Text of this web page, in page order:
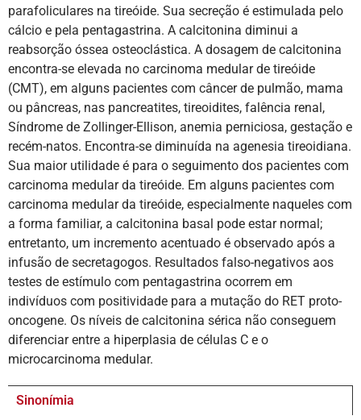
parafoliculares na tireóide. Sua secreção é estimulada pelo
cálcio e pela pentagastrina. A calcitonina diminui a
reabsorção óssea osteoclástica. A dosagem de calcitonina
encontra-se elevada no carcinoma medular de tireóide
(CMT), em alguns pacientes com câncer de pulmão, mama
ou pâncreas, nas pancreatites, tireoidites, falência renal,
Síndrome de Zollinger-Ellison, anemia perniciosa, gestação e
recém-natos. Encontra-se diminuída na agenesia tireoidiana.
Sua maior utilidade é para o seguimento dos pacientes com
carcinoma medular da tireóide. Em alguns pacientes com
carcinoma medular da tireóide, especialmente naqueles com
a forma familiar, a calcitonina basal pode estar normal;
entretanto, um incremento acentuado é observado após a
infusão de secretagogos. Resultados falso-negativos aos
testes de estímulo com pentagastrina ocorrem em
indivíduos com positividade para a mutação do RET proto-
oncogene. Os níveis de calcitonina sérica não conseguem
diferenciar entre a hiperplasia de células C e o
microcarcinoma medular.
Sinonímia